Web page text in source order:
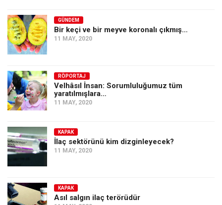
GÜNDEM
Bir keçi ve bir meyve koronalı çıkmış…
11 MAY, 2020
RÖPORTAJ
Velhâsıl İnsan: Sorumluluğumuz tüm
yaratılmışlara…
11 MAY, 2020
KAPAK
İlaç sektörünü kim dizginleyecek?
11 MAY, 2020
KAPAK
Asıl salgın ilaç terörüdür